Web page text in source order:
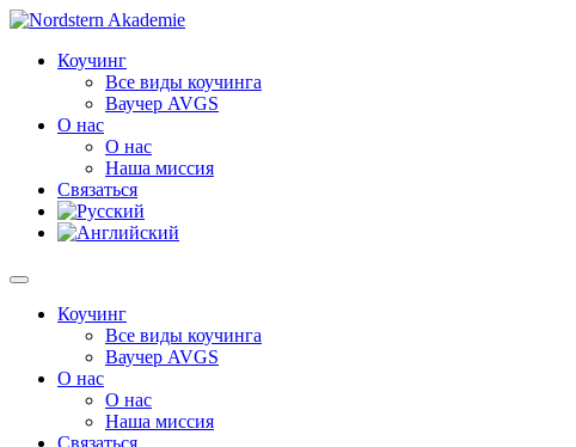
Перейти
содержимому
Коучинг
Все виды коучинга
Ваучер AVGS
О нас
О нас
Наша миссия
Связаться
Коучинг
Все виды коучинга
Ваучер AVGS
О нас
О нас
Наша миссия
Связаться